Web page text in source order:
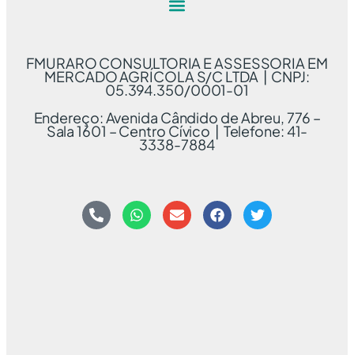
FMURARO CONSULTORIA E ASSESSORIA EM
MERCADO AGRÍCOLA S/C LTDA | CNPJ:
05.394.350/0001-01
Endereço: Avenida Cândido de Abreu, 776 –
Sala 1601 – Centro Cívico | Telefone: 41-
3338-7884